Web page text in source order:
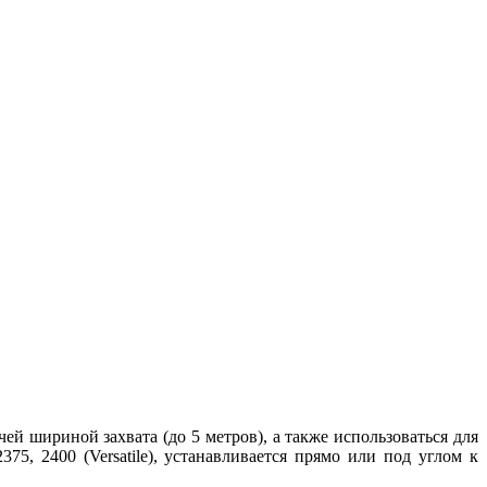
шириной захвата (до 5 метров), а также использоваться для
2400 (Versatile), устанавливается прямо или под углом к